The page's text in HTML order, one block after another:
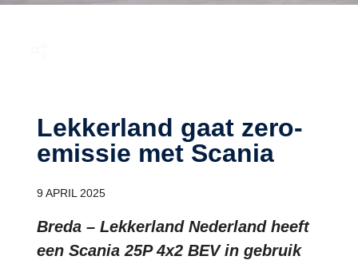
Lekkerland gaat zero-
emissie met Scania
9 APRIL 2025
Breda – Lekkerland Nederland heeft
een Scania 25P 4x2 BEV in gebruik